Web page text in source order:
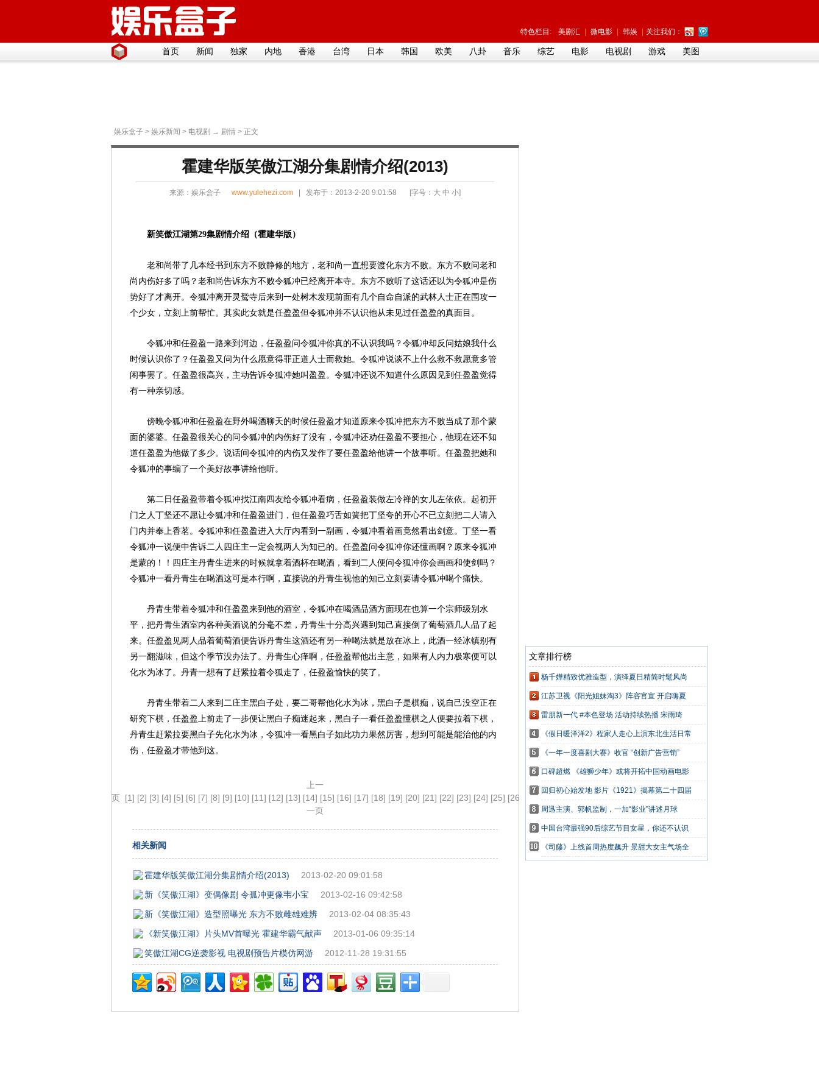
特色栏目: 美剧汇 微电影 韩娱 关注我们：
首页 新闻 独家 内地 香港 台湾 日本 韩国 欧美 八卦 音乐 综艺 电影 电视剧 游戏 美图
娱乐盒子 > 娱乐新闻 > 电视剧 → 剧情 > 正文
霍建华版笑傲江湖分集剧情介绍(2013)
来源： 娱乐盒子 www.yulehezi.com | 发布于：2013-2-20 9:01:58 [字号： 大 中 小]
新笑傲江湖第29集剧情介绍（霍建华版）
老和尚带了几本经书到东方不败静修的地方，老和尚一直想要渡化东方不败。东方不败问老和
尚内伤好多了吗？老和尚告诉东方不败令狐冲已经离开本寺。东方不败听了这话还以为令狐冲是伤
势好了才离开。令狐冲离开灵鹫寺后来到一处树木发现前面有几个自命自派的武林人士正在围攻一
个少女，立刻上前帮忙。其实此女就是任盈盈但令狐冲并不认识他从未见过任盈盈的真面目。
令狐冲和任盈盈一路来到河边，任盈盈问令狐冲你真的不认识我吗？令狐冲却反问姑娘我什么
时候认识你了？任盈盈又问为什么愿意得罪正道人士而救她。令狐冲说谈不上什么救不救愿意多管
闲事罢了。任盈盈很高兴，主动告诉令狐冲她叫盈盈。令狐冲还说不知道什么原因见到任盈盈觉得
有一种亲切感。
傍晚令狐冲和任盈盈在野外喝酒聊天的时候任盈盈才知道原来令狐冲把东方不败当成了那个蒙
面的婆婆。任盈盈很关心的问令狐冲的内伤好了没有，令狐冲还劝任盈盈不要担心，他现在还不知
道任盈盈为他做了多少。说话间令狐冲的内伤又发作了要任盈盈给他讲一个故事听。任盈盈把她和
令狐冲的事编了一个美好故事讲给他听。
第二日任盈盈带着令狐冲找江南四友给令狐冲看病，任盈盈装做左冷禅的女儿左依依。起初开
门之人丁坚还不愿让令狐冲和任盈盈进门，但任盈盈巧舌如簧把丁坚夸的开心不已立刻把二人请入
门内并奉上香茗。令狐冲和任盈盈进入大厅内看到一副画，令狐冲看着画竟然看出剑意。丁坚一看
令狐冲一说便中告诉二人四庄主一定会视两人为知已的。任盈盈问令狐冲你还懂画啊？原来令狐冲
是蒙的！！四庄主丹青生进来的时候就拿着酒杯在喝酒，看到二人便问令狐冲你会画画和使剑吗？
令狐冲一看丹青生在喝酒这可是本行啊，直接说的丹青生视他的知己立刻要请令狐冲喝个痛快。
丹青生带着令狐冲和任盈盈来到他的酒室，令狐冲在喝酒品酒方面现在也算一个宗师级别水
平，把丹青生酒室内各种美酒说的分毫不差，丹青生十分高兴遇到知己直接倒了葡萄酒几人品了起
来。任盈盈见两人品着葡萄酒便告诉丹青生这酒还有另一种喝法就是放在冰上，此酒一经冰镇别有
另一翻滋味，但这个季节没办法了。丹青生心痒啊，任盈盈帮他出主意，如果有人内力极寒便可以
化水为冰了。丹青一想有了赶紧拉着令狐走了，任盈盈愉快的笑了。
丹青生带着二人来到二庄主黑白子处，要二哥帮他化水为冰，黑白子是棋痴，说自己没空正在
研究下棋，任盈盈上前走了一步便让黑白子痴迷起来，黑白子一看任盈盈懂棋之人便要拉着下棋，
丹青生赶紧拉要黑白子先化水为冰，令狐冲一看黑白子如此功力果然厉害，想到可能是能治他的内
伤，任盈盈才带他到这。
上一
页 [1] [2] [3] [4] [5] [6] [7] [8] [9] [10] [11] [12] [13] [14] [15] [16] [17] [18] [19] [20] [21] [22] [23] [24] [25] [26] [27] [28] [29] [30] [31] 下
一页
相关新闻
霍建华版笑傲江湖分集剧情介绍(2013)
2013-02-20 09:01:58
新《笑傲江湖》变偶像剧 令孤冲更像韦小宝
2013-02-16 09:42:58
新《笑傲江湖》造型照曝光 东方不败雌雄难辨
2013-02-04 08:35:43
《新笑傲江湖》片头MV首曝光 霍建华霸气献声
2013-01-06 09:35:14
笑傲江湖CG逆袭影视 电视剧预告片模仿网游
2012-11-28 19:31:55